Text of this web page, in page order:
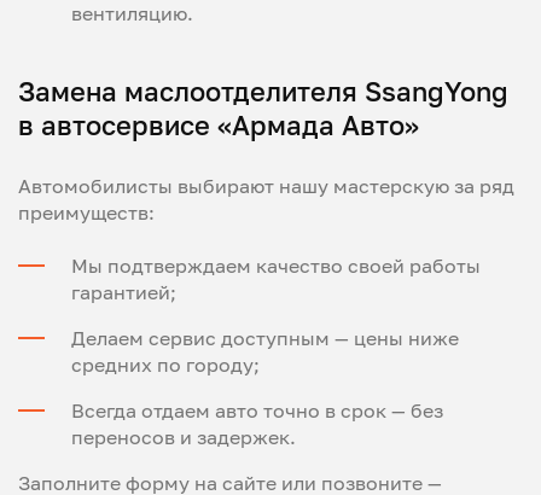
вентиляцию.
Замена маслоотделителя SsangYong
в автосервисе «Армада Авто»
Автомобилисты выбирают нашу мастерскую за ряд
преимуществ:
Мы подтверждаем качество своей работы
гарантией;
Делаем сервис доступным — цены ниже
средних по городу;
Всегда отдаем авто точно в срок — без
переносов и задержек.
Заполните форму на сайте или позвоните —